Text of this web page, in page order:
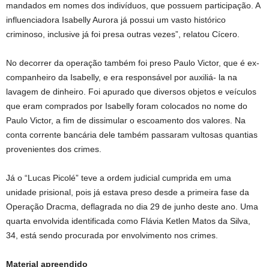
mandados em nomes dos indivíduos, que possuem participação. A
influenciadora Isabelly Aurora já possui um vasto histórico
criminoso, inclusive já foi presa outras vezes”, relatou Cícero.
No decorrer da operação também foi preso Paulo Victor, que é ex-
companheiro da Isabelly, e era responsável por auxiliá- la na
lavagem de dinheiro. Foi apurado que diversos objetos e veículos
que eram comprados por Isabelly foram colocados no nome do
Paulo Victor, a fim de dissimular o escoamento dos valores. Na
conta corrente bancária dele também passaram vultosas quantias
provenientes dos crimes.
Já o “Lucas Picolé” teve a ordem judicial cumprida em uma
unidade prisional, pois já estava preso desde a primeira fase da
Operação Dracma, deflagrada no dia 29 de junho deste ano. Uma
quarta envolvida identificada como Flávia Ketlen Matos da Silva,
34, está sendo procurada por envolvimento nos crimes.
Material apreendido